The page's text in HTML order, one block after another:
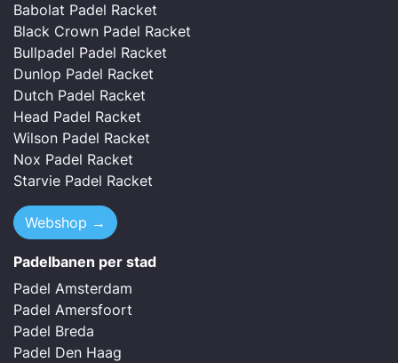
Babolat Padel Racket
Black Crown Padel Racket
Bullpadel Padel Racket
Dunlop Padel Racket
Dutch Padel Racket
Head Padel Racket
Wilson Padel Racket
Nox Padel Racket
Starvie Padel Racket
Webshop →
Padelbanen per stad
Padel Amsterdam
Padel Amersfoort
Padel Breda
Padel Den Haag